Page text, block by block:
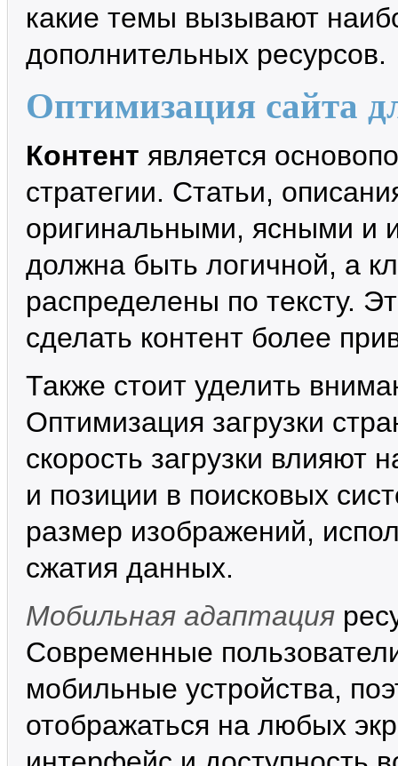
какие темы вызывают
дополнительных ресурсов.
Оптимизация сайта
Контент является
стратегии. Статьи,
оригинальными, ясными и
должна быть логичной, а
распределены по тексту.
сделать контент более
Также стоит уделить
Оптимизация загрузки
скорость загрузки влияют
и позиции в поисковых
размер изображений,
сжатия данных.
Мобильная адаптация
Современные
мобильные устройства,
отображаться на любых